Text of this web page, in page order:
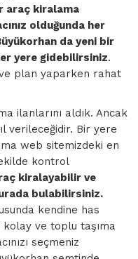
araç kiralama
olduğunda her
da yeni bir
yere gidebilirsiniz.
ve plan yaparken rahat
ilanlarını aldık. Ancak
verileceğidir. Bir yere
web sitemizdeki en
kontrol
kiralayabilir ve
bulabilirsiniz.
kendine has
kolay ve toplu taşıma
seçmeniz